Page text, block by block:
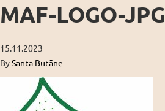
MAF-LOGO-JPG
15.11.2023
BySanta Butāne